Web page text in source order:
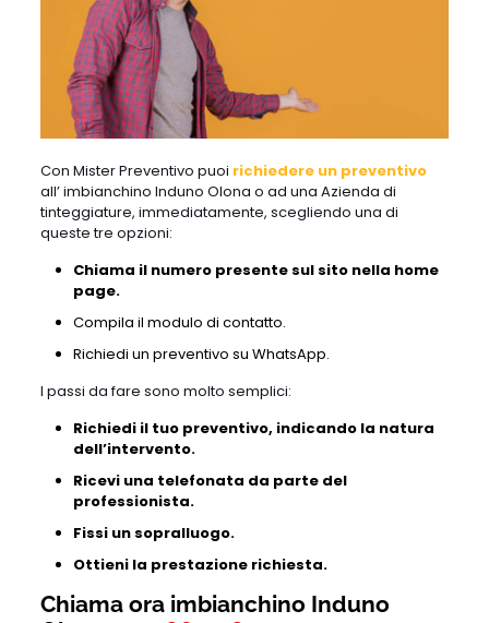
Con Mister Preventivo puoi richiedere un preventivo
all’ imbianchino Induno Olona o ad una Azienda di
tinteggiature, immediatamente, scegliendo una di
queste tre opzioni:
Chiama il numero presente sul sito nella home
page.
Compila il modulo di contatto.
Richiedi un preventivo su WhatsApp.
I passi da fare sono molto semplici:
Richiedi il tuo preventivo, indicando la natura
dell’intervento.
Ricevi una telefonata da parte del
professionista.
Fissi un sopralluogo.
Ottieni la prestazione richiesta.
Chiama ora imbianchino Induno